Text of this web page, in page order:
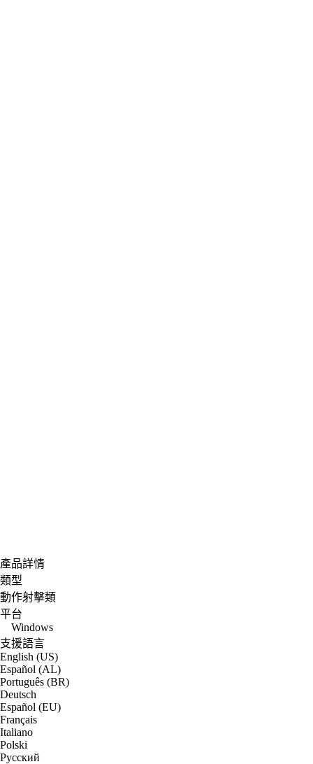
產品詳情
類型
動作射擊類
平台
Windows
支援語言
English (US)
Español (AL)
Português (BR)
Deutsch
Español (EU)
Français
Italiano
Polski
Русский